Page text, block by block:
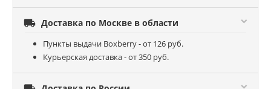
 Доставка по Москве в области
Пункты выдачи Boxberry - от 126 руб.
Курьерская доставка - от 350 руб.